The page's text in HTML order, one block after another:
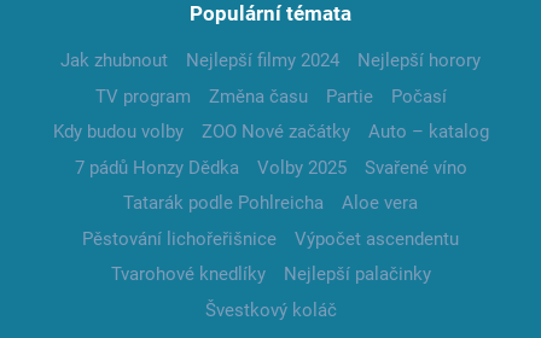
Populární témata
Jak zhubnout Nejlepší filmy 2024
Nejlepší horory
TV program
Změna času Partie
Počasí
Kdy budou volby
ZOO Nové začátky
Auto – katalog
7 pádů Honzy Dědka
Volby 2025
Svařené víno
Tatarák podle Pohlreicha
Aloe vera
Pěstování lichořeřišnice
Výpočet ascendentu
Tvarohové knedlíky
Nejlepší palačinky
Švestkový koláč